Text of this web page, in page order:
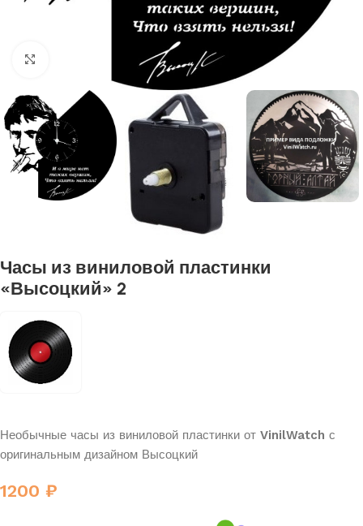
Нажмите, чтобы увеличить
Часы из виниловой пластинки
«Высоцкий» 2
Необычные часы из виниловой пластинки от VinilWatch с
оригинальным дизайном Высоцкий
1200 ₽